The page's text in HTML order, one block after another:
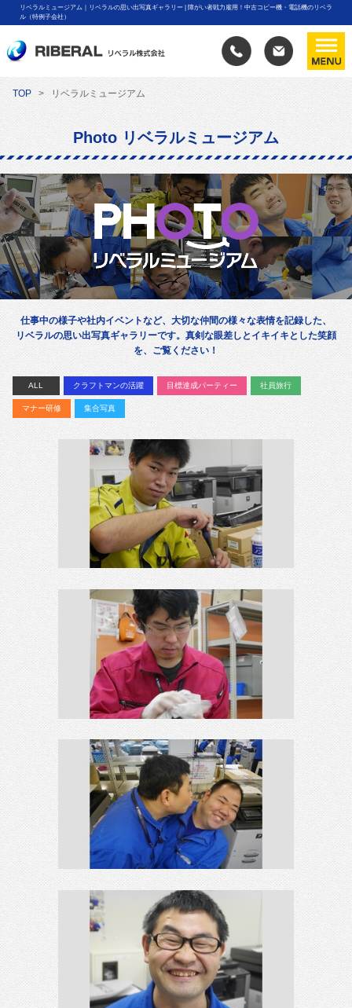
リベラルミュージアム｜リベラルの思い出写真ギャラリー | 障がい者戦力雇用！中古コピー機・電話機のリベラ
ル（特例子会社）
TOP リベラルミュージアム
Photo リベラルミュージアム
仕事中の様子や社内イベントなど、大切な仲間の様々な表情を記録した、
リベラルの思い出写真ギャラリーです。真剣な眼差しとイキイキとした笑顔
を、ご覧ください！
ALL クラフトマンの活躍 目標達成パーティー 社員旅行
マナー研修 集合写真